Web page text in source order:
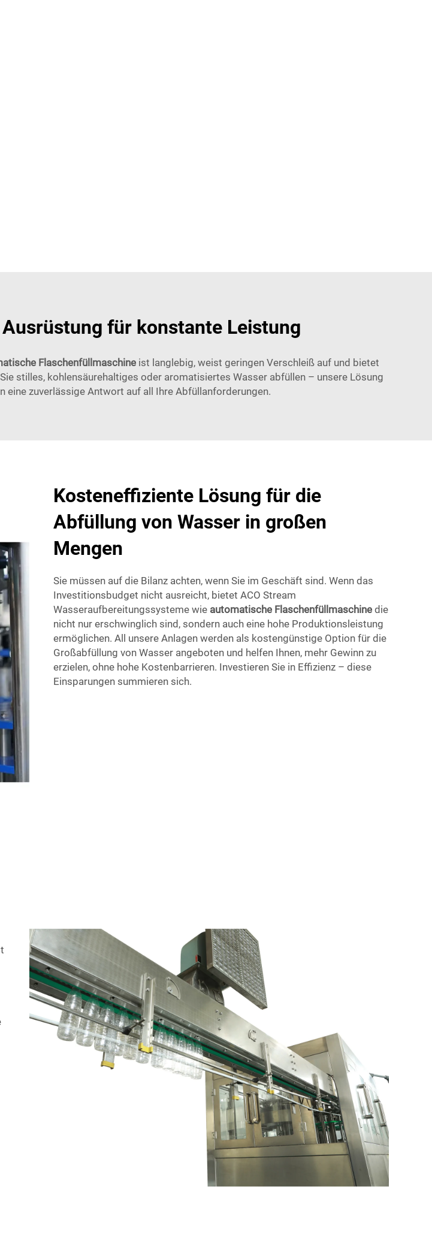
für konstante Leistung
Flaschenfüllmaschine ist langlebig, weist geringen Verschleiß auf und bietet
stilles, kohlensäurehaltiges oder aromatisiertes Wasser abfüllen – unsere Lösung
eine zuverlässige Antwort auf all Ihre Abfüllanforderungen.
Kosteneffiziente Lösung für die
Abfüllung von Wasser in großen
Mengen
Sie müssen auf die Bilanz achten, wenn Sie im Geschäft sind. Wenn das
Investitionsbudget nicht ausreicht, bietet ACO Stream
Wasseraufbereitungssysteme wie automatische Flaschenfüllmaschine die
nicht nur erschwinglich sind, sondern auch eine hohe Produktionsleistung
ermöglichen. All unsere Anlagen werden als kostengünstige Option für die
Großabfüllung von Wasser angeboten und helfen Ihnen, mehr Gewinn zu
erzielen, ohne hohe Kostenbarrieren. Investieren Sie in Effizienz – diese
Einsparungen summieren sich.